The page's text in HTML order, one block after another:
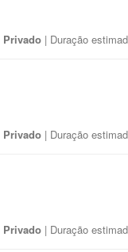
Privado | Duração
Privado | Duração
Privado | Duração